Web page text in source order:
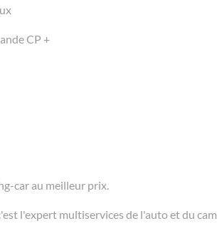
CP +
car au meilleur prix.
l'expert multiservices de l'auto et du